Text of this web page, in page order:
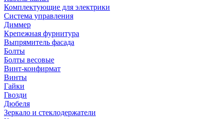
Комплектующие для электрики
Система управления
Диммер
Крепежная фурнитура
Выпрямитель фасада
Болты
Болты весовые
Винт-конфирмат
Винты
Гайки
Гвозди
Дюбеля
Зеркало и стеклодержатели